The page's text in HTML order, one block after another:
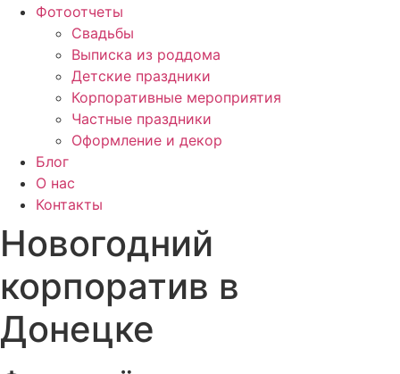
Фотоотчеты
Cвадьбы
Выписка из роддома
Детские праздники
Корпоративные мероприятия
Частные праздники
Оформление и декор
Блог
О нас
Контакты
Новогодний
корпоратив в
Донецке